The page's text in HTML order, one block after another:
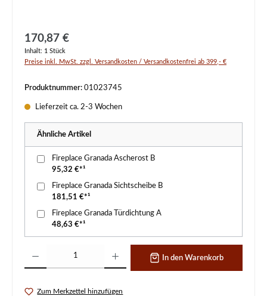
Regulärer Preis:
170,87 €
Inhalt: 1 Stück
Preise inkl. MwSt. zzgl. Versandkosten / Versandkostenfrei ab 399,- €
Produktnummer: 01023745
Lieferzeit ca. 2-3 Wochen
Ähnliche Artikel
Fireplace Granada Ascherost B
95,32 €*¹
Fireplace Granada Sichtscheibe B
181,51 €*¹
Fireplace Granada Türdichtung A
48,63 €*¹
In den Warenkorb
Zum Merkzettel hinzufügen